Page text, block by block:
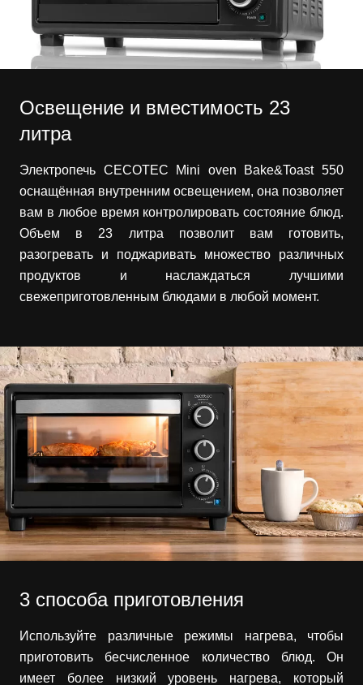
Освещение и вместимость 23
литра
Электропечь CECOTEC Mini oven Bake&Toast 550
оснащённая внутренним освещением, она позволяет
вам в любое время контролировать состояние блюд.
Объем в 23 литра позволит вам готовить,
разогревать и поджаривать множество различных
продуктов и наслаждаться лучшими
свежеприготовленным блюдами в любой момент.
3 способа приготовления
Используйте различные режимы нагрева, чтобы
приготовить бесчисленное количество блюд. Он
имеет более низкий уровень нагрева, который